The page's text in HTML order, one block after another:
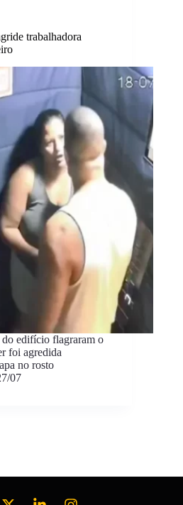
trabalhadora
do edifício flagraram o
foi agredida
no rosto
07